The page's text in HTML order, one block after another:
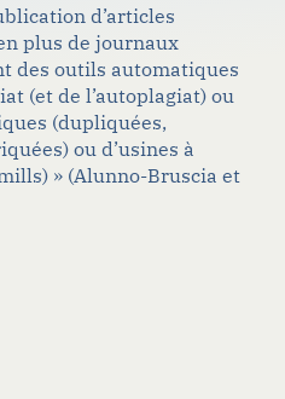
d’articles
plus de journaux
des outils automatiques
(et de l’autoplagiat) ou
(dupliquées,
ou d’usines à
» (Alunno-Bruscia et
congrès
dans un recueil collectif
collectif